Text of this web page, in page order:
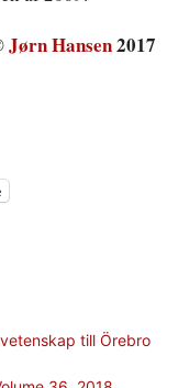
Jørn Hansen2017
till Örebro